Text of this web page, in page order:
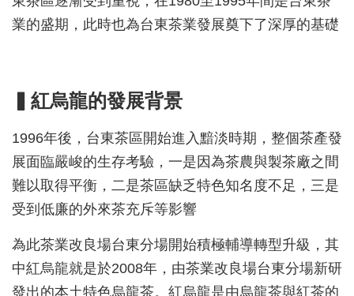
業的盛期，此時也為台東茶業發展奠下了深厚的基礎
▍紅烏龍的發展背景
1996年後，台東茶區開始進入黯淡時期，整個茶產發
展面臨嚴峻的生存考驗，一是因為茶農與製茶廠之間
難以取得平衡，二是茶區缺乏特色知名度不足，三是
受到低廉的外來茶充斥等影響
為此茶業改良場台東分場開始積極輔導轉型升級，其
中紅烏龍就是於2008年，由茶業改良場台東分場新研
發出的本土特色烏龍茶。紅烏龍是由烏龍茶與紅茶的